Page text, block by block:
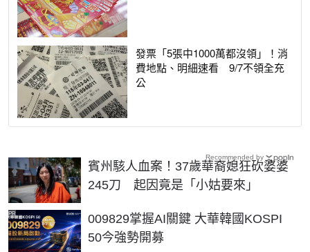
發票「5張中1000萬都沒領」！消
費地點、明細速看 9/7不領全充
公
賓州駭人血案！37歲華裔媳狂砍婆婆
245刀 起因竟是「小姑要來」
009829掌握AI關鍵 大華韓國KOSPI
50今強勢開募
PR
Recommended by